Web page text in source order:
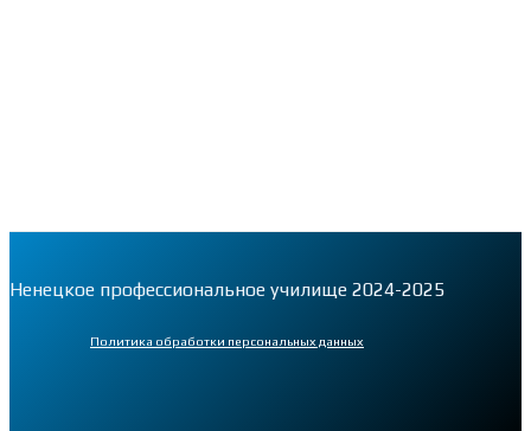
Ненецкое профессиональное училище 2024-2025
Политика обработки персональных данных